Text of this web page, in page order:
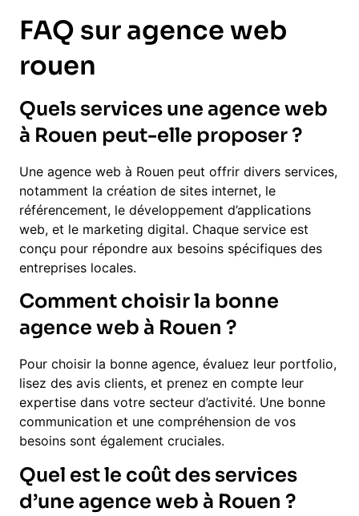
FAQ sur agence web
rouen
Quels services une agence web
à Rouen peut-elle proposer ?
Une agence web à Rouen peut offrir divers services,
notamment la création de sites internet, le
référencement, le développement d’applications
web, et le marketing digital. Chaque service est
conçu pour répondre aux besoins spécifiques des
entreprises locales.
Comment choisir la bonne
agence web à Rouen ?
Pour choisir la bonne agence, évaluez leur portfolio,
lisez des avis clients, et prenez en compte leur
expertise dans votre secteur d’activité. Une bonne
communication et une compréhension de vos
besoins sont également cruciales.
Quel est le coût des services
d’une agence web à Rouen ?